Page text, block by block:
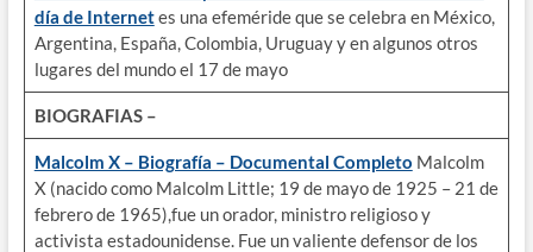
día de Internetes una efeméride que se celebra en México,
Argentina, España, Colombia, Uruguay y en algunos otros
lugares del mundo el 17 de mayo
BIOGRAFIAS –
Malcolm X – Biografía – Documental Completo Malcolm
X (nacido como Malcolm Little; 19 de mayo de 1925 – 21 de
febrero de 1965),fue un orador, ministro religioso y
activista estadounidense. Fue un valiente defensor de los